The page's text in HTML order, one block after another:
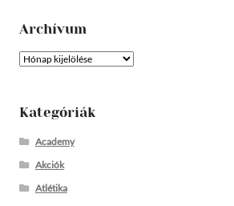
Archívum
Archívum
Kategóriák
Academy
Akciók
Atlétika